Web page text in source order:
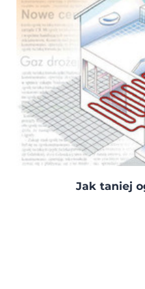
Jak taniej